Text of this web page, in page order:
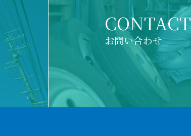
CONTACT
お問い合わせ